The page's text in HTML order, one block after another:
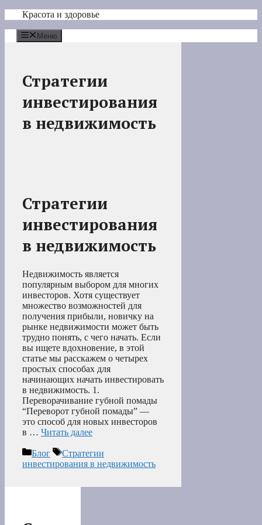
Перейти
содержимому
Красота и здоровье
Меню
Стратегии
инвестирования
в недвижимость
Стратегии
инвестирования
в недвижимость
Недвижимость является
популярным выбором для многих
инвесторов. Хотя существует
множество возможностей для
получения прибыли, новичку на
рынке недвижимости может быть
трудно понять, с чего начать. Если
вы ищете вдохновение, в этой
статье мы расскажем о четырех
простых способах для
начинающих начать инвестировать
в недвижимость. 1.
Переворачивание губной помады
“Переворот губной помады” —
это способ для новых инвесторов
в … Читать далее
Рубрики
Блог Метки
Стратегии
инвестирования в недвижимость